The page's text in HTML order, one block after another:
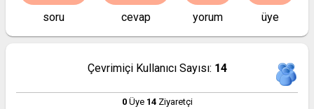
soru cevap yorum üye
Çevrimiçi Kullanıcı Sayısı: 14
0Üye 14Ziyaretçi